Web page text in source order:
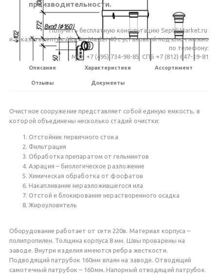
производительности.
Получить бесплатную консультацию SeptikMarket.ru
и заказать септик Alta Air Master 40 c установкой под ключ можно
по телефону:
МСК +7 (495) 734-98-85 СПБ +7 (812) 647-19-81
Описание Характеристики Ассортимент
Отзывы Документы
Очистное сооружение представляет собой единую емкость, в
которой объединены несколько стадий очистки:
Отстойник первичного стока
Фильтрация
Обработка препаратом от гельминтов
Аэрация – биологическое разложение
Химическая обработка от фосфатов
Накапливание неразложившегося ила
Отстой и блокирование нерастворенного осадка
Жироуловитель
Оборудование работает от сети 220в. Материал корпуса –
полипропилен. Толщина корпуса 8 мм. Швы проварены на
заводе. Внутри изделия имеются ребра жесткости.
Подводящий патрубок 160мм впаян на заводе. Отводящий
самотечный патрубок – 160мм. Напорный отводящий патрубок